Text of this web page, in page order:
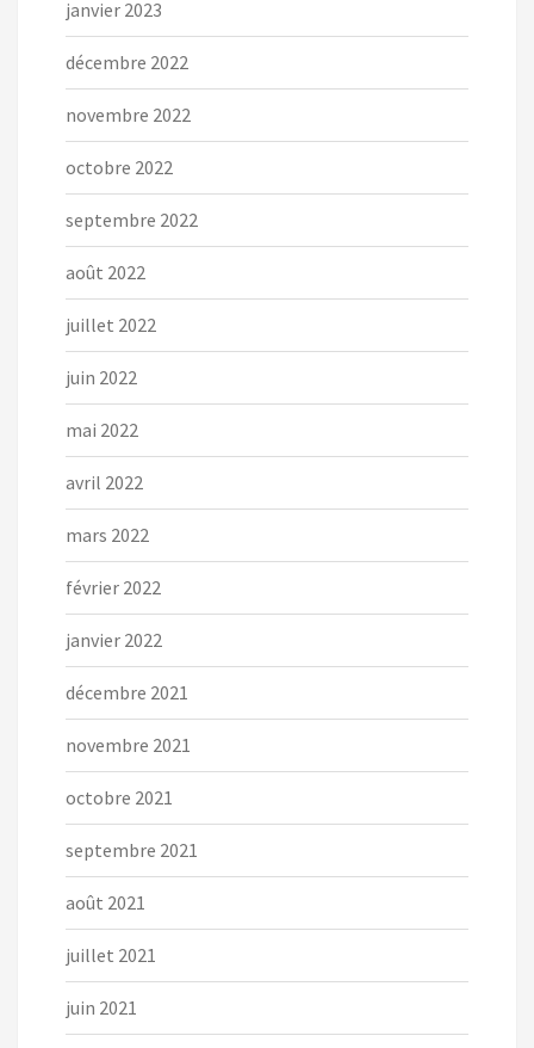
janvier 2023
décembre 2022
novembre 2022
octobre 2022
septembre 2022
août 2022
juillet 2022
juin 2022
mai 2022
avril 2022
mars 2022
février 2022
janvier 2022
décembre 2021
novembre 2021
octobre 2021
septembre 2021
août 2021
juillet 2021
juin 2021